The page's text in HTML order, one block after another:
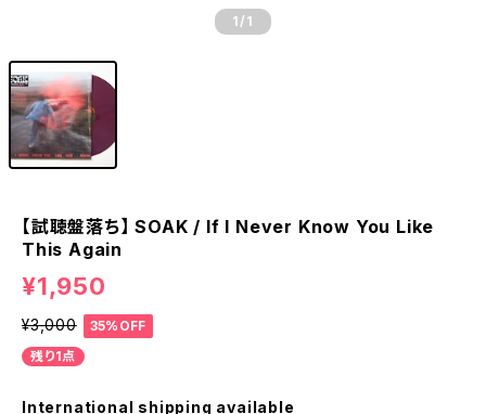
1 /1
【試聴盤落ち】 SOAK / If I Never Know You Like
This Again
¥1,950
¥3,000
35%OFF
残り1点
International shipping available